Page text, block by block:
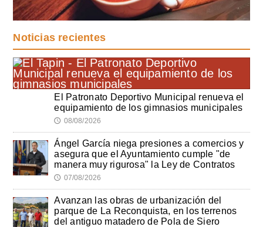
Noticias recientes
El Patronato Deportivo Municipal renueva el
equipamiento de los gimnasios municipales
🕔 08/08/2026
Ángel García niega presiones a comercios y
asegura que el Ayuntamiento cumple "de
manera muy rigurosa" la Ley de Contratos
🕔 07/08/2026
Avanzan las obras de urbanización del
parque de La Reconquista, en los terrenos
del antiguo matadero de Pola de Siero